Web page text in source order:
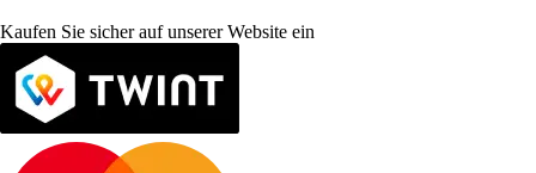
Kaufen Sie sicher auf unserer Website ein